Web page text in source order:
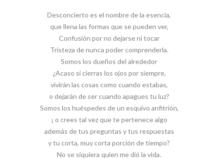
Desconcierto es el nombre de la esencia,
que llena las formas que se pueden ver,
Confusión por no dejarse ni tocar
Tristeza de nunca poder comprenderla.
Somos los dueños del alrededor
¿Acaso si cierras los ojos por siempre,
vivirán las cosas como cuando estabas,
o dejarán de ser cuando apagues tu luz?
Somos los huéspedes de un esquivo anfitrión,
¡ o crees tal vez que te pertenece algo
además de tus preguntas y tus respuestas
y tu corta, muy corta porción de tiempo?
No se siquiera quien me dió la vida.